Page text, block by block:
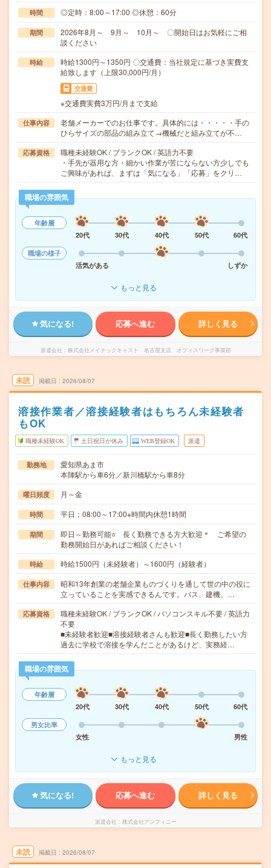
時間 ◎定時：8:00～17:00 ◎休憩：60分
期間
2026年8月～ 9月～ 10月～ 〇開始日はお気軽にご相
談ください
時給
時給1300円～1350円 〇交通費：当社規定に基づき実費支
給致します（上限30,000円/月）
交通費
※交通費実費3万円/月まで支給
仕事内容
老舗メーカーでのお仕事です。具体的には・・・・・手の
ひらサイズの部品の組み立て→機械だと組み立てが不…
応募資格
職種未経験OK / ブランクOK / 英語力不要
・手先が器用な方・細かい作業が苦にならない方少しでも
ご興味があれば、まずは「気になる」「応募」をクリ…
職場の雰囲気
年齢層
20代
30代 40代 50代
60代
職場の様子
活気がある
しずか
もっと見る
気になる! 応募へ進む 詳しく見る
派遣会社 株式会社メイテックキャスト 名古屋支店 オフィスワーク事業部
未読 掲載日 2026/08/07
溶接作業者／溶接経験者はもちろん未経験者
もOK
職種未経験OK 土日祝日が休み WEB登録OK 派遣
勤務地
愛知県あま市
本陣駅から車6分／新川橋駅から車8分
曜日頻度 月～金
時間 平日：08:00～17:00※時間内休憩1時間
期間
即日～勤務可能○ 長く勤務できる方大歓迎＊ ご希望の
勤務開始日があればご相談ください！
時給 時給1500円（未経験者）～1600円（経験者）
仕事内容
昭和13年創業の老舗企業ものづくりを通して世の中の役に
立っていることを実感できるんです。バス、建機、…
応募資格
職種未経験OK / ブランクOK / パソコンスキル不要 / 英語力
不要
■未経験者歓迎■溶接経験者さんも歓迎■長く勤務したい方
過去に学校で溶接を学んだことがあるけど、実務経…
職場の雰囲気
年齢層
20代
30代 40代 50代
60代
男女比率
女性
男性
もっと見る
気になる! 応募へ進む 詳しく見る
派遣会社 株式会社アンフィニー
未読 掲載日 2026/08/07